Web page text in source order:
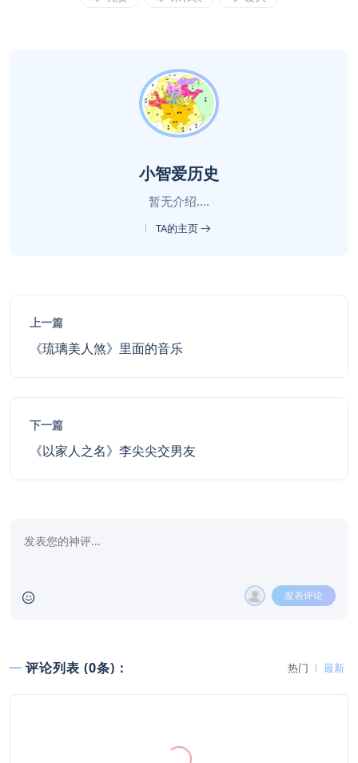
小智爱历史
暂无介绍....
TA的主页
上一篇
《琉璃美人煞》里面的音乐
下一篇
《以家人之名》李尖尖交男友
发表评论
评论列表 (0条)： 热门 最新